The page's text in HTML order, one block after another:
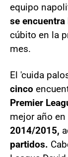
equipo
se
cúbito en la
mes.
El 'cuida
cinco
Premier
mejor año
2014/2015,
partidos.